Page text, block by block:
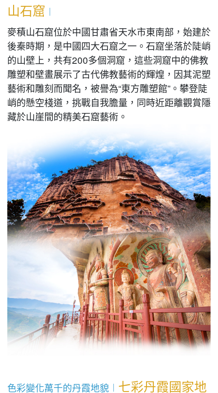
山石窟 ︱
麥積山石窟位於中國甘肅省天水市東南部，始建於
後秦時期，是中國四大石窟之一。石窟坐落於陡峭
的山壁上，共有200多個洞窟，這些洞窟中的佛教
雕塑和壁畫展示了古代佛教藝術的輝煌，因其泥塑
藝術和雕刻而聞名，被譽為“東方雕塑館”。攀登陡
峭的懸空棧道，挑戰自我膽量，同時近距離觀賞隱
藏於山崖間的精美石窟藝術。
色彩變化萬千的丹霞地貌︱ 七彩丹霞國家地